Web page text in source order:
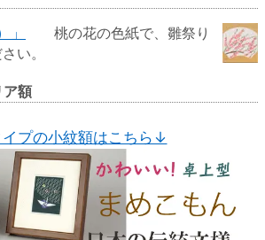
」
桃の花の色紙で、雛祭り
い。
ア額
プの小紋額はこちら↓